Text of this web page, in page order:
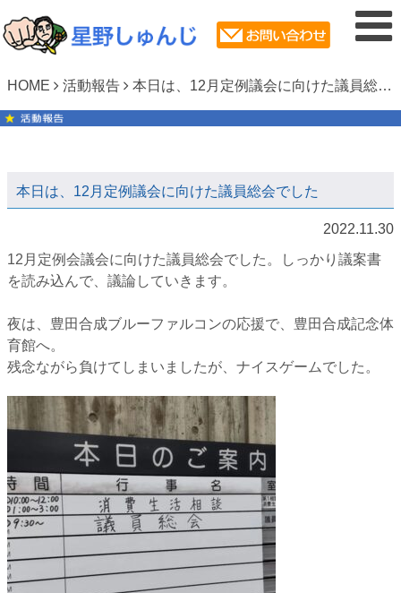
HOME 活動報告 本日は、12月定例議会に向けた議員総会でした
本日は、12月定例議会に向けた議員総会でした
2022.11.30
12月定例会議会に向けた議員総会でした。しっかり議案書
を読み込んで、議論していきます。
⁡夜は、豊田合成ブルーファルコンの応援で、豊田合成記念体
育館へ。⁡
⁡残念ながら負けてしまいましたが、ナイスゲームでした。